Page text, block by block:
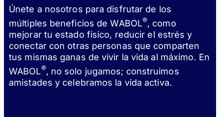
Únete a nosotros para disfrutar de los
múltiples beneficios de WABOL®, como
mejorar tu estado físico, reducir el estrés y
conectar con otras personas que comparten
tus mismas ganas de vivir la vida al máximo. En
WABOL®, no solo jugamos; construimos
amistades y celebramos la vida activa.